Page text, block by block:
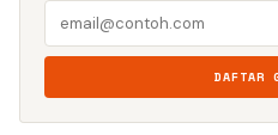
DAFTAR